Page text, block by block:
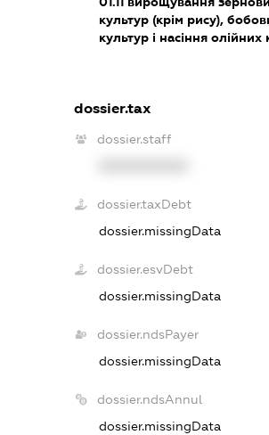
культур (крім рису),
культур і насіння олійних
dossier.tax
dossier.staff
dossier.taxDebt
dossier.missingData
dossier.esvDebt
dossier.missingData
dossier.ndsPayer
dossier.missingData
dossier.ndsAnnul
dossier.missingData